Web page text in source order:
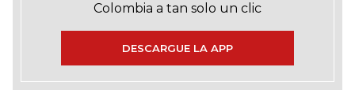
Colombia a tan solo un clic
DESCARGUE LA APP